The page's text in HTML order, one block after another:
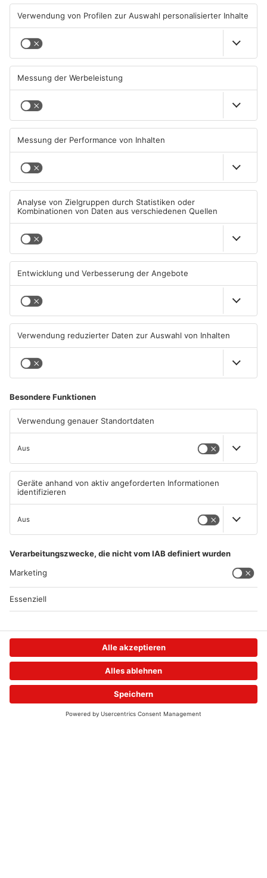
Brände in Seligenstadt,
Waldaschaff und zwischen
Hanau und Kahl
PRIMAVERALAND
leiden unter Trockenheit
04.08.2026, 15:07 UHR IN
TOPNEWS
Kliniken im Primaveraland
melden mehr Patienten
durch Hitze
04.08.2026, 07:50 UHR IN
PRIMAVERALAND
Schüsse in Langenselbold,
Gelnhausen, Linsengericht
und Miltenberg